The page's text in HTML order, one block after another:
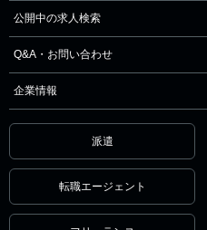
公開中の求人検索
Q&A・お問い合わせ
企業情報
派遣
転職エージェント